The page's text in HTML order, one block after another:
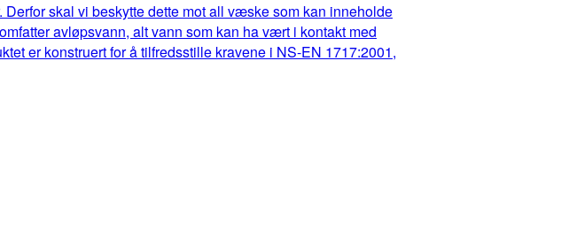
skal vi beskytte dette mot all væske som kan inneholde
avløpsvann, alt vann som kan ha vært i kontakt med
er konstruert for å tilfredsstille kravene i NS-EN 1717:2001,